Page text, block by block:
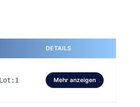
DETAILS
Mehr anzeigen